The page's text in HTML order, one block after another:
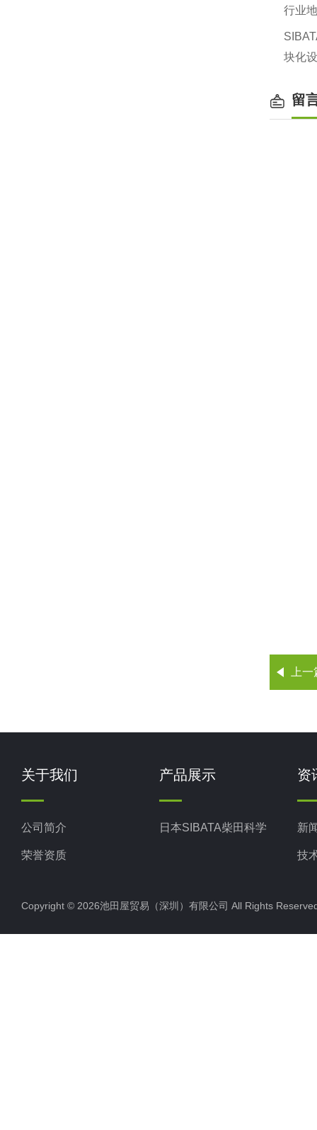
行业
块化
留
上
关于我们
公司简介
荣誉资质
产品展示
日本SIBATA柴田科学
资
新
技
Copyright © 2026池田屋贸易（深圳）有限公司 All Rights